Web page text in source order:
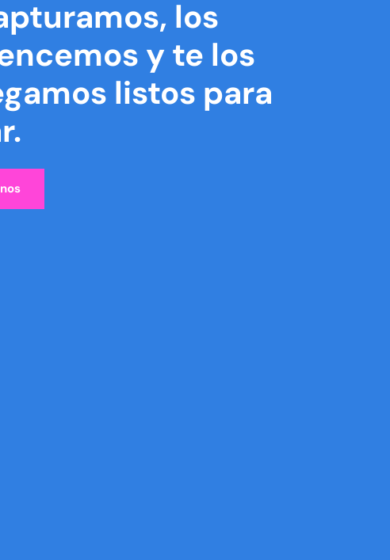
los
y te los
listos para